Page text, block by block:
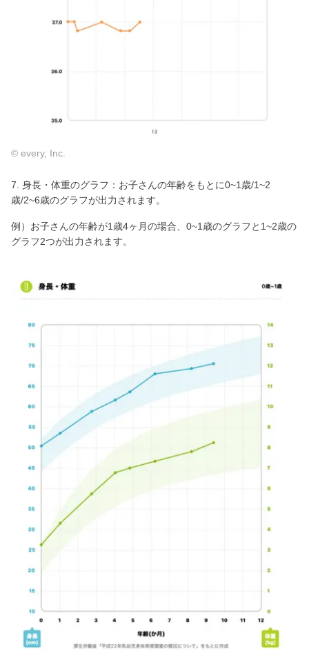
© every, Inc.
7. 身長・体重のグラフ：お子さんの年齢をもとに0~1歳/1~2
歳/2~6歳のグラフが出力されます。
例）お子さんの年齢が1歳4ヶ月の場合、0~1歳のグラフと1~2歳の
グラフ2つが出力されます。